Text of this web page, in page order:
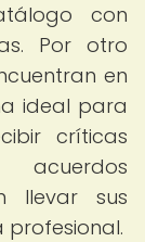
con
Por otro
en
ideal para
críticas
llevar sus